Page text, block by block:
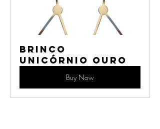
Brinco
Unicórnio Ouro
Buy Now